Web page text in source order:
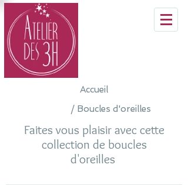
Accueil
/ Boucles d'oreilles
Faites vous plaisir avec cette
collection de boucles
d'oreilles